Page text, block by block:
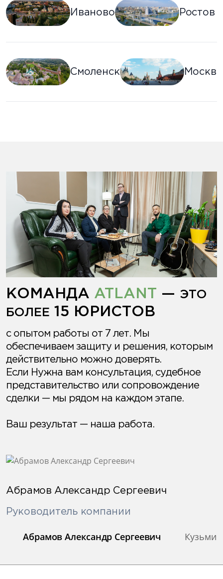
Иваново Ростов
Смоленск Москва
КОМАНДА ATLANT — ЭТО
БОЛЕЕ 15 ЮРИСТОВ
с опытом работы от 7 лет. Мы
обеспечиваем защиту и решения, которым
действительно можно доверять.
Если Нужна вам консультация, судебное
представительство или сопровождение
сделки — мы рядом на каждом этапе.
Ваш результат — наша работа.
Абрамов Александр Сергеевич
Абрамов Александр Сергеевич
Руководитель компании